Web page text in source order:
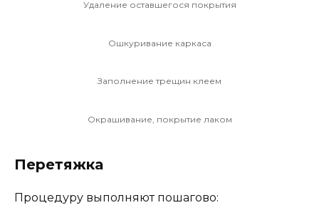
Удаление оставшегося покрытия
Ошкуривание каркаса
Заполнение трещин клеем
Окрашивание, покрытие лаком
Перетяжка
Процедуру выполняют пошагово: